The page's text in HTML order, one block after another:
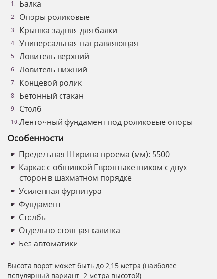
Балка
Опоры роликовые
Крышка задняя для балки
Универсальная направляющая
Ловитель верхний
Ловитель нижний
Концевой ролик
Бетонный стакан
Столб
Ленточный фундамент под роликовые опоры
Особенности
Предельная Ширина проёма (мм): 5500
Каркас с обшивкой Евроштакетником с двух
сторон в шахматном порядке
Усиленная фурнитура
Фундамент
Столбы
Отдельно стоящая калитка
Без автоматики
Высота ворот может быть до 2,15 метра (наиболее
популярный вариант: 2 метра высотой).